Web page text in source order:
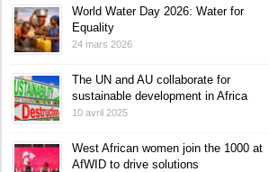
World Water Day 2026: Water for
Equality
24 mars 2026
The UN and AU collaborate for
sustainable development in Africa
10 avril 2025
West African women join the 1000 at
AfWID to drive solutions